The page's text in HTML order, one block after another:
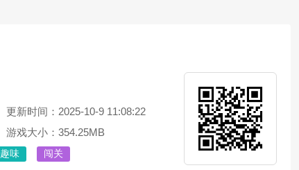
更新时间：2025-10-9 11:08:22
游戏大小：354.25MB
趣味 闯关